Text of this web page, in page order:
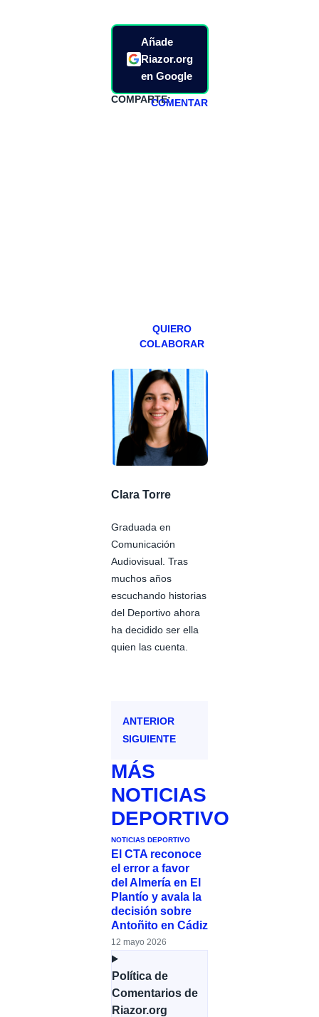
Añade
Riazor.org
en Google
COMPARTE:COMENTAR
QUIERO
COLABORAR
Clara Torre
Graduada en
Comunicación
Audiovisual. Tras
muchos años
escuchando historias
del Deportivo ahora
ha decidido ser ella
quien las cuenta.
ANTERIOR
SIGUIENTE
MÁS
NOTICIAS
DEPORTIVO
NOTICIAS DEPORTIVO
El CTA reconoce
el error a favor
del Almería en El
Plantío y avala la
decisión sobre
Antoñito en Cádiz
12 mayo 2026
Política de
Comentarios de
Riazor.org